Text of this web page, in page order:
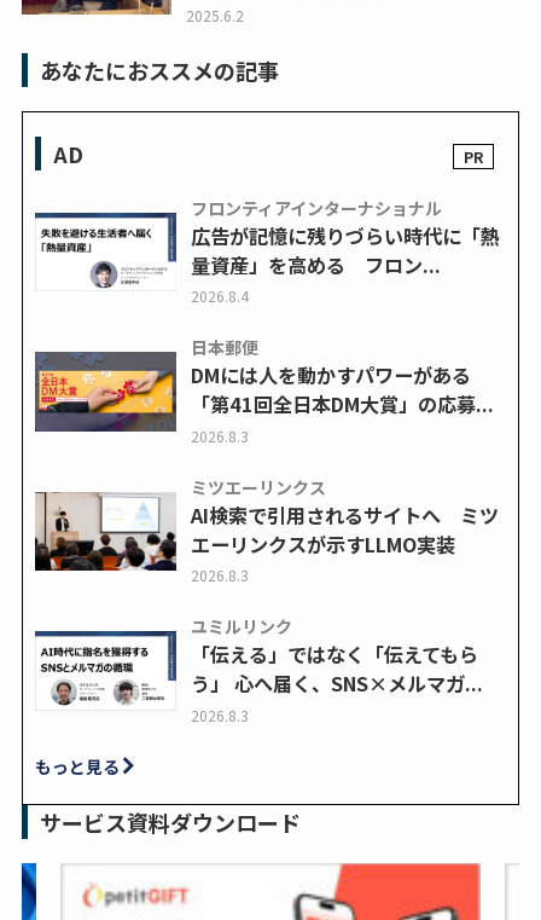
2025.6.2
あなたにおススメの記事
AD
フロンティアインターナショナル
広告が記憶に残りづらい時代に「熱
量資産」を高める フロン...
2026.8.4
日本郵便
DMには人を動かすパワーがある
「第41回全日本DM大賞」の応募...
2026.8.3
ミツエーリンクス
AI検索で引用されるサイトへ ミツ
エーリンクスが示すLLMO実装
2026.8.3
ユミルリンク
「伝える」ではなく「伝えてもら
う」 心へ届く、SNS×メルマガ...
2026.8.3
もっと見る
サービス資料ダウンロード